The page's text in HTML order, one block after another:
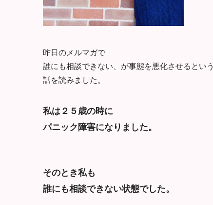
昨日のメルマガで
誰にも相談できない、が事態を悪化させるという
話を読みました。
私は２５歳の時に
パニック障害になりました。
そのとき私も
誰にも相談できない状態でした。